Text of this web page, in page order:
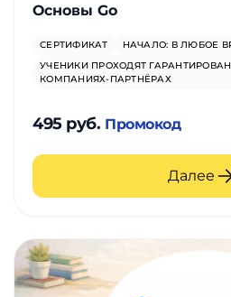
Основы Go
СЕРТИФИКАТ
НАЧАЛО: В ЛЮБОЕ
УЧЕНИКИ ПРОХОДЯТ
КОМПАНИЯХ-ПАРТНЁРАХ
495 руб. Промокод
Далее